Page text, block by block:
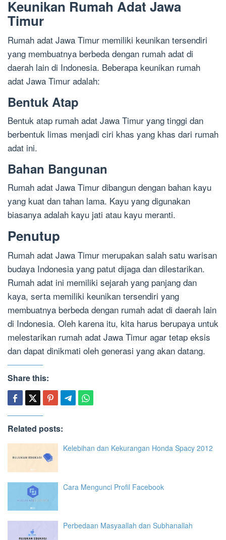
Keunikan Rumah Adat Jawa
Timur
Rumah adat Jawa Timur memiliki keunikan tersendiri
yang membuatnya berbeda dengan rumah adat di
daerah lain di Indonesia. Beberapa keunikan rumah
adat Jawa Timur adalah:
Bentuk Atap
Bentuk atap rumah adat Jawa Timur yang tinggi dan
berbentuk limas menjadi ciri khas yang khas dari rumah
adat ini.
Bahan Bangunan
Rumah adat Jawa Timur dibangun dengan bahan kayu
yang kuat dan tahan lama. Kayu yang digunakan
biasanya adalah kayu jati atau kayu meranti.
Penutup
Rumah adat Jawa Timur merupakan salah satu warisan
budaya Indonesia yang patut dijaga dan dilestarikan.
Rumah adat ini memiliki sejarah yang panjang dan
kaya, serta memiliki keunikan tersendiri yang
membuatnya berbeda dengan rumah adat di daerah lain
di Indonesia. Oleh karena itu, kita harus berupaya untuk
melestarikan rumah adat Jawa Timur agar tetap eksis
dan dapat dinikmati oleh generasi yang akan datang.
Share this:
Related posts:
Kelebihan dan Kekurangan Honda Spacy 2012
Cara Mengunci Profil Facebook
Perbedaan Masyaallah dan Subhanallah